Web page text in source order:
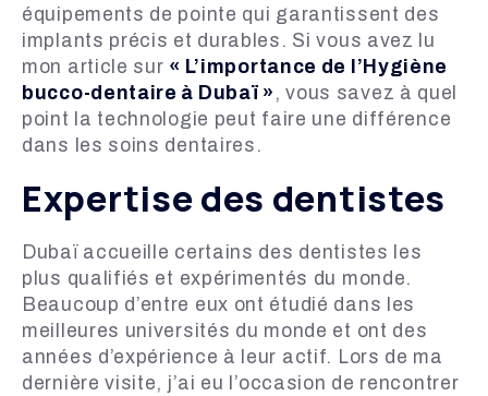
équipements de pointe qui garantissent des
implants précis et durables. Si vous avez lu
mon article sur « L’importance de l’Hygiène
bucco-dentaire à Dubaï » , vous savez à quel
point la technologie peut faire une différence
dans les soins dentaires.
Expertise des dentistes
Dubaï accueille certains des dentistes les
plus qualifiés et expérimentés du monde.
Beaucoup d’entre eux ont étudié dans les
meilleures universités du monde et ont des
années d’expérience à leur actif. Lors de ma
dernière visite, j’ai eu l’occasion de rencontrer